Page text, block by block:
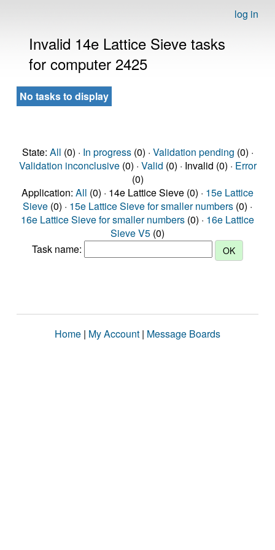
log in
Invalid 14e Lattice Sieve tasks
for computer 2425
No tasks to display
State: All (0) · In progress(0) · Validation pending (0) ·
Validation inconclusive(0) · Valid (0) · Invalid (0) · Error
(0)
Application: All (0) · 14e Lattice Sieve (0) · 15e Lattice
Sieve (0) · 15e Lattice Sieve for smaller numbers (0) ·
16e Lattice Sieve for smaller numbers (0) · 16e Lattice
Sieve V5 (0)
Task name:
Home | My Account | Message Boards